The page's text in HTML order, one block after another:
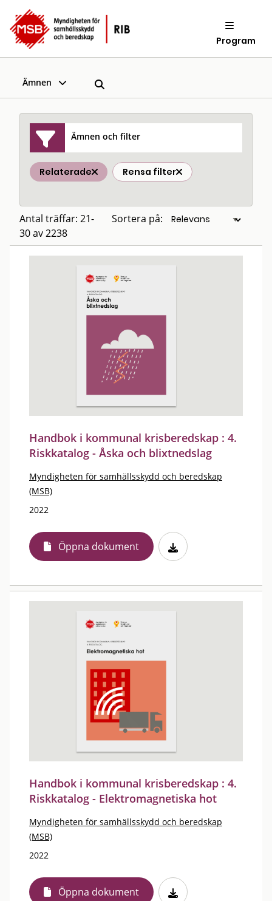
Program
Ämnen
Ämnen och filter
Relaterade Rensa filter
Antal träffar: 21-
30 av 2238
Sortera på:
Handbok i kommunal krisberedskap : 4.
Riskkatalog - Åska och blixtnedslag
Myndigheten för samhällsskydd och beredskap
(MSB)
2022
Öppna dokument
Handbok i kommunal krisberedskap : 4.
Riskkatalog - Elektromagnetiska hot
Myndigheten för samhällsskydd och beredskap
(MSB)
2022
Öppna dokument